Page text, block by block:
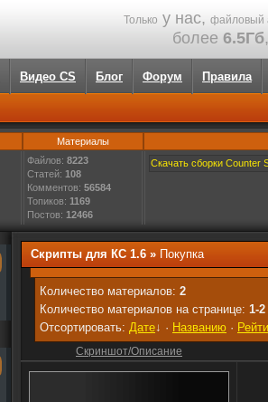
Только у нас, файловый
более 6.5Гб
Видео CS Блог Форум Правила
Материалы
Файлов: 8223
Статей: 108
Комментов: 56584
Топиков: 1169
Постов: 12466
Скачать сборки Counter
Скрипты для КС 1.6 » Покупка
Количество материалов: 2
Количество материалов на странице: 1-2
Отсортировать: Дате↓ · Названию ·
Скриншот/Описание